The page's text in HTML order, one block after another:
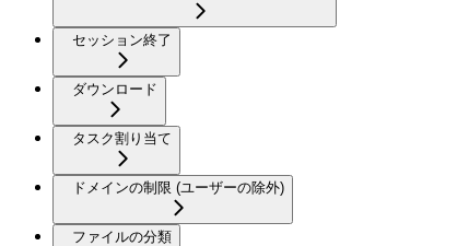
セッション終了
ダウンロード
タスク割り当て
ドメインの制限 (ユーザーの除外)
ファイルの分類